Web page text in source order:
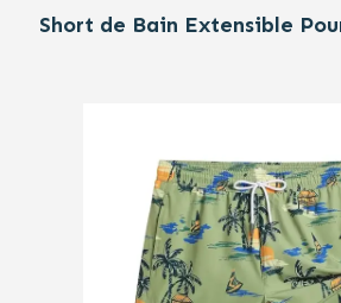
Short de Bain Extensible